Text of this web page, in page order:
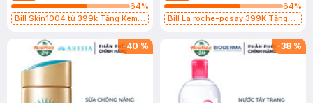
64%
Bill Skin1004 từ 399k Tặng Kem
SPF 50+ 20ml (SL Có Hạn)
64%
Bill La roche-posay 399K Tặng
(SL có hạn)
-40 % -38 %